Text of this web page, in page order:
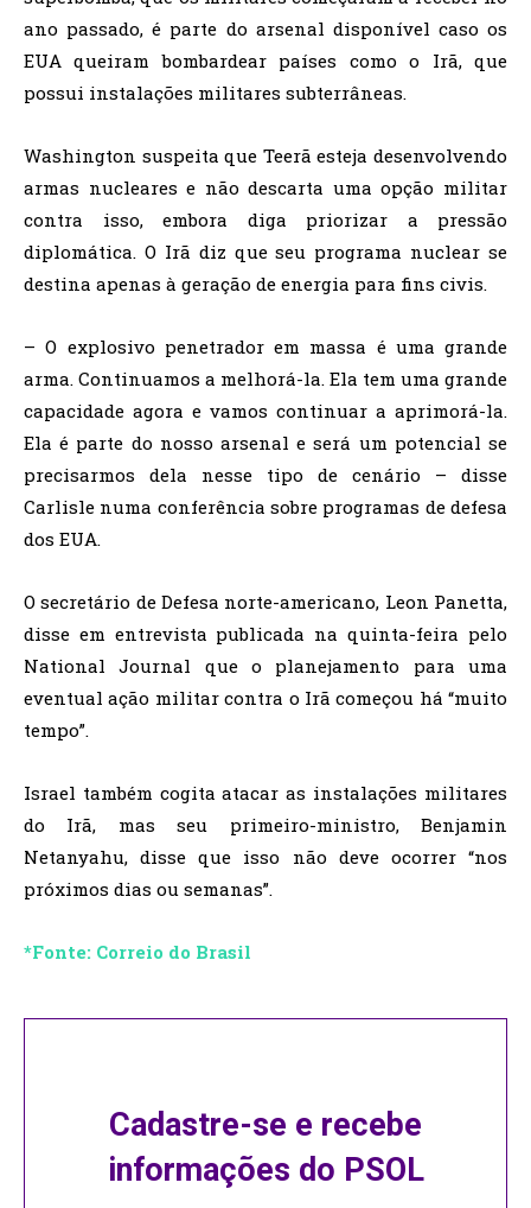
ano passado, é parte do arsenal disponível caso os
EUA queiram bombardear países como o Irã, que
possui instalações militares subterrâneas.
Washington suspeita que Teerã esteja desenvolvendo
armas nucleares e não descarta uma opção militar
contra isso, embora diga priorizar a pressão
diplomática. O Irã diz que seu programa nuclear se
destina apenas à geração de energia para fins civis.
– O explosivo penetrador em massa é uma grande
arma. Continuamos a melhorá-la. Ela tem uma grande
capacidade agora e vamos continuar a aprimorá-la.
Ela é parte do nosso arsenal e será um potencial se
precisarmos dela nesse tipo de cenário – disse
Carlisle numa conferência sobre programas de defesa
dos EUA.
O secretário de Defesa norte-americano, Leon Panetta,
disse em entrevista publicada na quinta-feira pelo
National Journal que o planejamento para uma
eventual ação militar contra o Irã começou há “muito
tempo”.
Israel também cogita atacar as instalações militares
do Irã, mas seu primeiro-ministro, Benjamin
Netanyahu, disse que isso não deve ocorrer “nos
próximos dias ou semanas”.
*Fonte: Correio do Brasil
Cadastre-se e recebe
informações do PSOL